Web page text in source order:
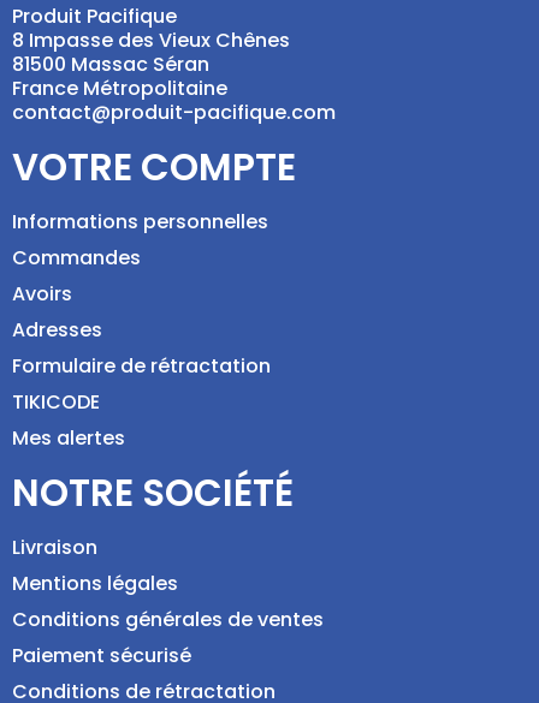
Produit Pacifique
8 Impasse des Vieux Chênes
81500 Massac Séran
France Métropolitaine
contact@produit-pacifique.com
VOTRE COMPTE
Informations personnelles
Commandes
Avoirs
Adresses
Formulaire de rétractation
TIKICODE
Mes alertes
NOTRE SOCIÉTÉ
Livraison
Mentions légales
Conditions générales de ventes
Paiement sécurisé
Conditions de rétractation